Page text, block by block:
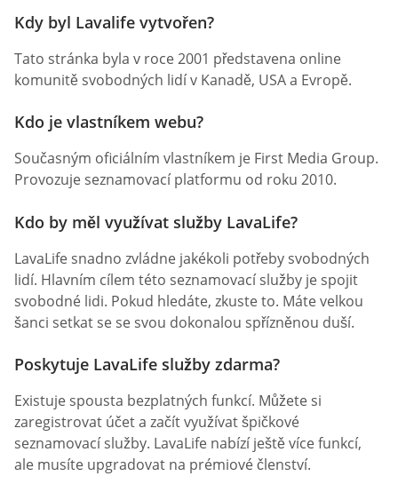
Kdy byl Lavalife vytvořen?
Tato stránka byla v roce 2001 představena online
komunitě svobodných lidí v Kanadě, USA a Evropě.
Kdo je vlastníkem webu?
Současným oficiálním vlastníkem je First Media Group.
Provozuje seznamovací platformu od roku 2010.
Kdo by měl využívat služby LavaLife?
LavaLife snadno zvládne jakékoli potřeby svobodných
lidí. Hlavním cílem této seznamovací služby je spojit
svobodné lidi. Pokud hledáte, zkuste to. Máte velkou
šanci setkat se se svou dokonalou spřízněnou duší.
Poskytuje LavaLife služby zdarma?
Existuje spousta bezplatných funkcí. Můžete si
zaregistrovat účet a začít využívat špičkové
seznamovací služby. LavaLife nabízí ještě více funkcí,
ale musíte upgradovat na prémiové členství.